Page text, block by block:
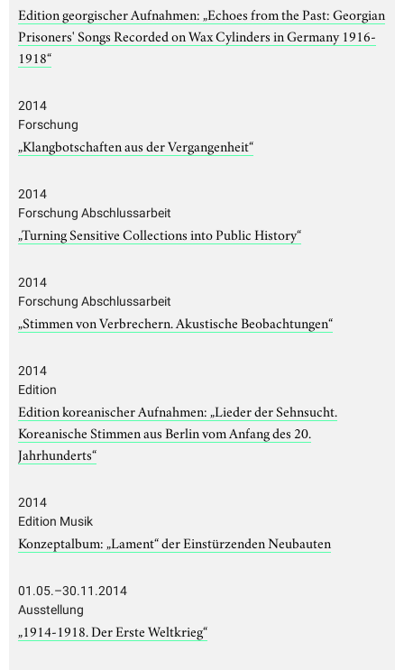
Edition georgischer Aufnahmen: „Echoes from the Past: Georgian
Prisoners' Songs Recorded on Wax Cylinders in Germany 1916-
1918“
2014
Forschung
„Klangbotschaften aus der Vergangenheit“
2014
Forschung Abschlussarbeit
„Turning Sensitive Collections into Public History“
2014
Forschung Abschlussarbeit
„Stimmen von Verbrechern. Akustische Beobachtungen“
2014
Edition
Edition koreanischer Aufnahmen: „Lieder der Sehnsucht.
Koreanische Stimmen aus Berlin vom Anfang des 20.
Jahrhunderts“
2014
Edition Musik
Konzeptalbum: „Lament“ der Einstürzenden Neubauten
01.05.–30.11.2014
Ausstellung
„1914-1918. Der Erste Weltkrieg“